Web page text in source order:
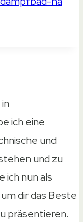
ich eine
und
und zu
ich nun als
dir das Beste
präsentieren.